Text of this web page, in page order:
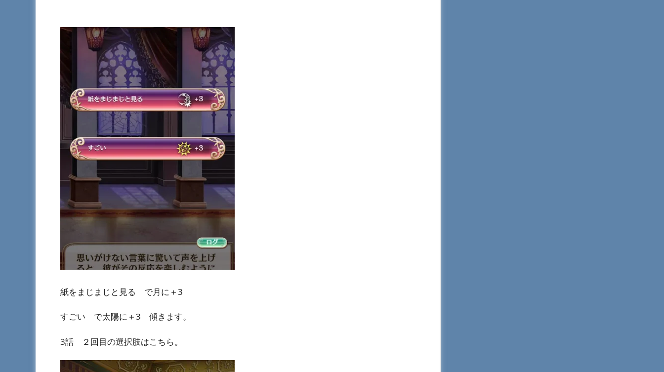
紙をまじまじと見る で月に＋3
すごい で太陽に＋3 傾きます。
3話 ２回目の選択肢はこちら。